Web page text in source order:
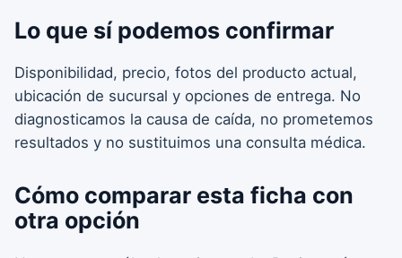
Lo que sí podemos confirmar
Disponibilidad, precio, fotos del producto actual,
ubicación de sucursal y opciones de entrega. No
diagnosticamos la causa de caída, no prometemos
resultados y no sustituimos una consulta médica.
Cómo comparar esta ficha con
otra opción